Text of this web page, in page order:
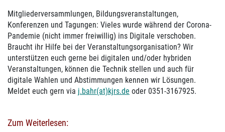
Mitgliederversammlungen, Bildungsveranstaltungen,
Konferenzen und Tagungen: Vieles wurde während der Corona-
Pandemie (nicht immer freiwillig) ins Digitale verschoben.
Braucht ihr Hilfe bei der Veranstaltungsorganisation? Wir
unterstützen euch gerne bei digitalen und/oder hybriden
Veranstaltungen, können die Technik stellen und auch für
digitale Wahlen und Abstimmungen kennen wir Lösungen.
Meldet euch gern via j.bahr(at)kjrs.de oder 0351-3167925.
Zum Weiterlesen: